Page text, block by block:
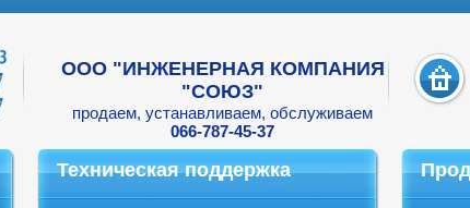
ООО "ИНЖЕНЕРНАЯ КОМПАНИЯ
"СОЮЗ"
продаем, устанавливаем, обслуживаем
066-787-45-37
Техническая поддержка